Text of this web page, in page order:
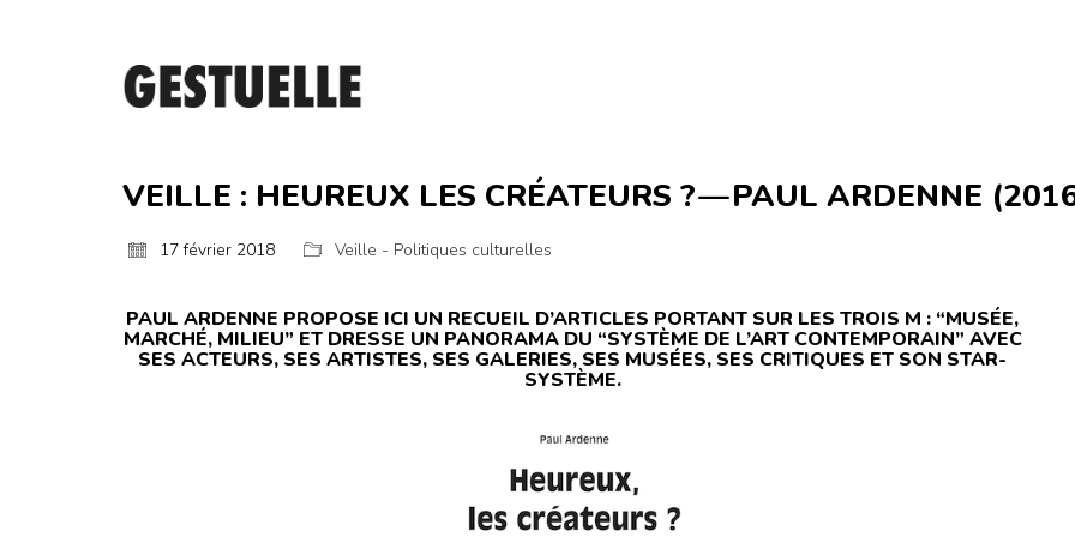
VEILLE : HEUREUX LES CRÉATEURS ? — PAUL ARDENNE
17 février 2018 Veille - Politiques culturelles
PAUL ARDENNE PROPOSE ICI UN RECUEIL D’ARTICLES PORTANT SUR LES TROIS M : “MUSÉE,
MARCHÉ, MILIEU” ET DRESSE UN PANORAMA DU “SYSTÈME DE L’ART CONTEMPORAIN” AVEC
SES ACTEURS, SES ARTISTES, SES GALERIES, SES MUSÉES, SES CRITIQUES ET SON STAR-
SYSTÈME.